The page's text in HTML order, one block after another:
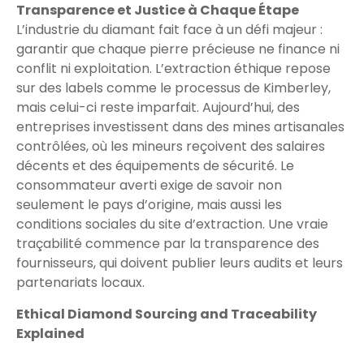
Transparence et Justice à Chaque Étape
L’industrie du diamant fait face à un défi majeur :
garantir que chaque pierre précieuse ne finance ni
conflit ni exploitation. L’extraction éthique repose
sur des labels comme le processus de Kimberley,
mais celui-ci reste imparfait. Aujourd’hui, des
entreprises investissent dans des mines artisanales
contrôlées, où les mineurs reçoivent des salaires
décents et des équipements de sécurité. Le
consommateur averti exige de savoir non
seulement le pays d’origine, mais aussi les
conditions sociales du site d’extraction. Une vraie
traçabilité commence par la transparence des
fournisseurs, qui doivent publier leurs audits et leurs
partenariats locaux.
Ethical Diamond Sourcing and Traceability
Explained